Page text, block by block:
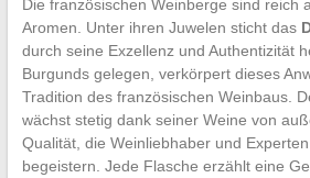
Die französischen Weinberge sind reich
Aromen. Unter ihren Juwelen sticht das
durch seine Exzellenz und Authentizität
Burgunds gelegen, verkörpert dieses
Tradition des französischen Weinbaus.
wächst stetig dank seiner Weine von
Qualität, die Weinliebhaber und
begeistern. Jede Flasche erzählt eine